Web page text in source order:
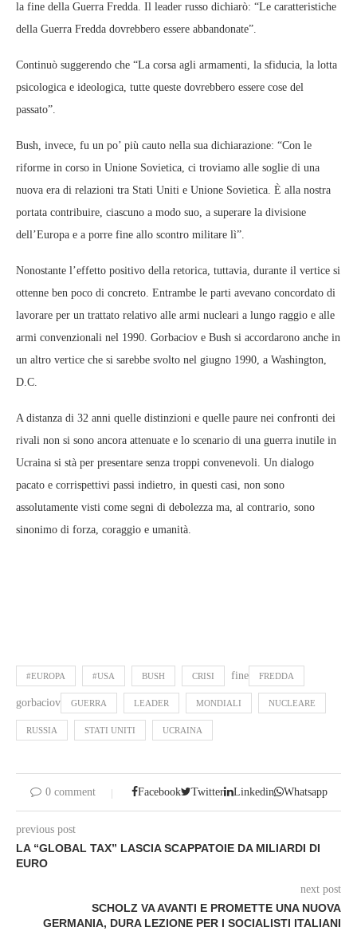
la fine della Guerra Fredda. Il leader russo dichiarò: “Le caratteristiche
della Guerra Fredda dovrebbero essere abbandonate”.
Continuò suggerendo che “La corsa agli armamenti, la sfiducia, la lotta
psicologica e ideologica, tutte queste dovrebbero essere cose del
passato”.
Bush, invece, fu un po’ più cauto nella sua dichiarazione: “Con le
riforme in corso in Unione Sovietica, ci troviamo alle soglie di una
nuova era di relazioni tra Stati Uniti e Unione Sovietica. È alla nostra
portata contribuire, ciascuno a modo suo, a superare la divisione
dell’Europa e a porre fine allo scontro militare lì”.
Nonostante l’effetto positivo della retorica, tuttavia, durante il vertice si
ottenne ben poco di concreto. Entrambe le parti avevano concordato di
lavorare per un trattato relativo alle armi nucleari a lungo raggio e alle
armi convenzionali nel 1990. Gorbaciov e Bush si accordarono anche in
un altro vertice che si sarebbe svolto nel giugno 1990, a Washington,
D.C.
A distanza di 32 anni quelle distinzioni e quelle paure nei confronti dei
rivali non si sono ancora attenuate e lo scenario di una guerra inutile in
Ucraina si stà per presentare senza troppi convenevoli. Un dialogo
pacato e corrispettivi passi indietro, in questi casi, non sono
assolutamente visti come segni di debolezza ma, al contrario, sono
sinonimo di forza, coraggio e umanità.
#EUROPA #USA BUSH CRISI fine FREDDA
gorbaciov GUERRA LEADER MONDIALI NUCLEARE
RUSSIA STATI UNITI UCRAINA
0 comment Facebook Twitter Linkedin Whatsapp
previous post
LA “GLOBAL TAX” LASCIA SCAPPATOIE DA MILIARDI DI
EURO
next post
SCHOLZ VA AVANTI E PROMETTE UNA NUOVA
GERMANIA, DURA LEZIONE PER I SOCIALISTI ITALIANI